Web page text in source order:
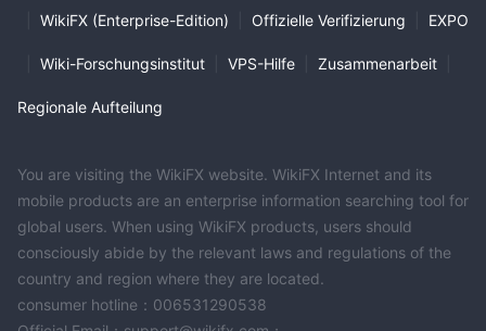
WikiFX (Enterprise-Edition) Offizielle Verifizierung EXPO
Wiki-Forschungsinstitut VPS-Hilfe Zusammenarbeit
Regionale Aufteilung
You are visiting the WikiFX website. WikiFX Internet and its
mobile products are an enterprise information searching tool for
global users. When using WikiFX products, users should
consciously abide by the relevant laws and regulations of the
country and region where they are located.
consumer hotline：006531290538